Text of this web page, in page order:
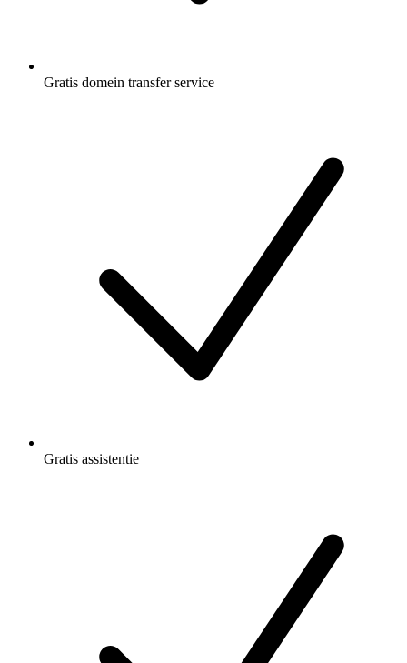
Gratis domein transfer service
Gratis assistentie